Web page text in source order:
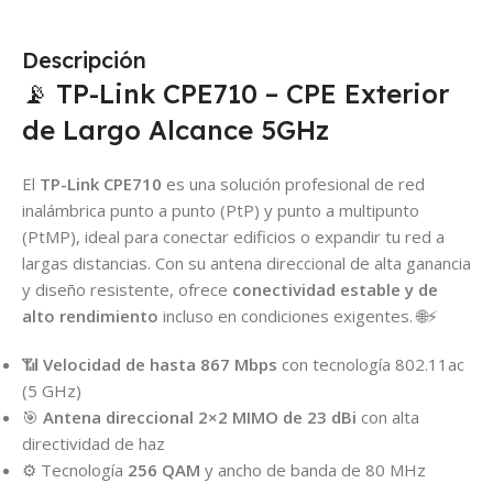
Descripción
📡 TP-Link CPE710 – CPE Exterior
de Largo Alcance 5GHz
El TP-Link CPE710 es una solución profesional de red
inalámbrica punto a punto (PtP) y punto a multipunto
(PtMP), ideal para conectar edificios o expandir tu red a
largas distancias. Con su antena direccional de alta ganancia
y diseño resistente, ofrece conectividad estable y de
alto rendimiento incluso en condiciones exigentes. 🌐⚡
📶 Velocidad de hasta 867 Mbps con tecnología 802.11ac
(5 GHz)
🎯 Antena direccional 2×2 MIMO de 23 dBi con alta
directividad de haz
⚙️ Tecnología 256 QAM y ancho de banda de 80 MHz